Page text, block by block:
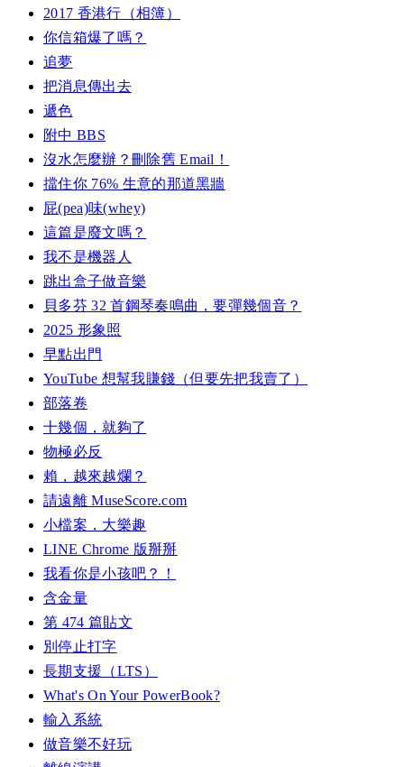
2017 香港行（相簿）
你信箱爆了嗎？
追夢
把消息傳出去
遞色
附中 BBS
沒水怎麼辦？刪除舊 Email！
擋住你 76% 生意的那道黑牆
屁(pea)味(whey)
這篇是廢文嗎？
我不是機器人
跳出盒子做音樂
貝多芬 32 首鋼琴奏鳴曲，要彈幾個音？
2025 形象照
早點出門
YouTube 想幫我賺錢（但要先把我賣了）
部落卷
十幾個，就夠了
物極必反
賴，越來越爛？
請遠離 MuseScore.com
小檔案，大樂趣
LINE Chrome 版掰掰
我看你是小孩吧？！
含金量
第 474 篇貼文
別停止打字
長期支援（LTS）
What's On Your PowerBook?
輸入系統
做音樂不好玩